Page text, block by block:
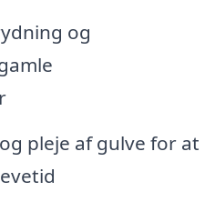
og
pleje af gulve for at